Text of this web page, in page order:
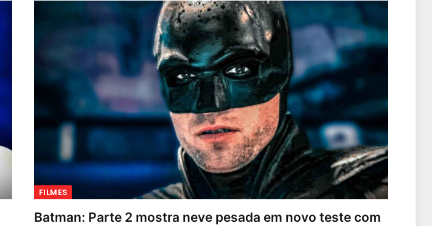
FILMES
Batman: Parte 2 mostra neve pesada em novo teste com